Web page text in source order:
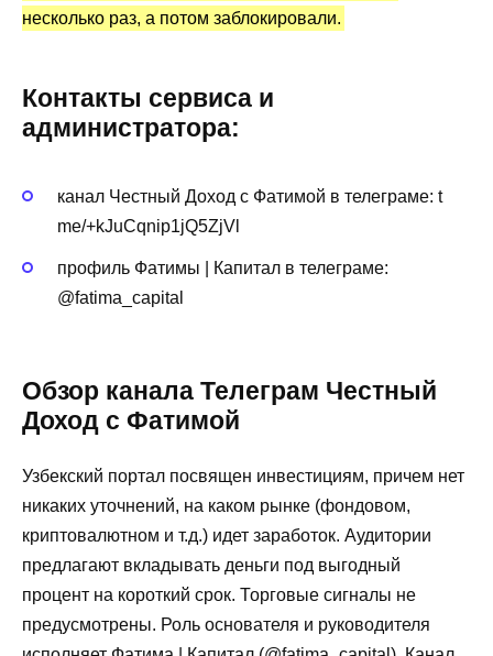
несколько раз, а потом заблокировали.
Контакты сервиса и
администратора:
канал Честный Доход с Фатимой в телеграме: t
me/+kJuCqnip1jQ5ZjVl
профиль Фатимы | Капитал в телеграме:
@fatima_capital
Обзор канала Телеграм Честный
Доход с Фатимой
Узбекский портал посвящен инвестициям, причем нет
никаких уточнений, на каком рынке (фондовом,
криптовалютном и т.д.) идет заработок. Аудитории
предлагают вкладывать деньги под выгодный
процент на короткий срок. Торговые сигналы не
предусмотрены. Роль основателя и руководителя